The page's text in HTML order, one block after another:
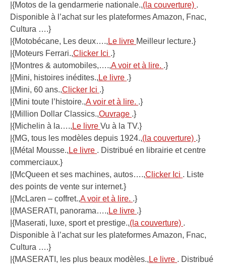
|{Motos de la gendarmerie nationale.,(la couverture) .
Disponible à l’achat sur les plateformes Amazon, Fnac,
Cultura ….}
|{Motobécane, Les deux…., Le livre Meilleur lecture.}
|{Moteurs Ferrari.,Clicker Ici .}
|{Montres & automobiles,….,A voir et à lire. .}
|{Mini, histoires inédites., Le livre .}
|{Mini, 60 ans.,Clicker Ici .}
|{Mini toute l’histoire.,A voir et à lire. .}
|{Million Dollar Classics.,Ouvrage .}
|{Michelin à la…., Le livre Vu à la TV.}
|{MG, tous les modèles depuis 1924.,(la couverture) .}
|{Métal Mousse., Le livre . Distribué en librairie et centre
commerciaux.}
|{McQueen et ses machines, autos….,Clicker Ici . Liste
des points de vente sur internet.}
|{McLaren – coffret.,A voir et à lire. .}
|{MASERATI, panorama…., Le livre .}
|{Maserati, luxe, sport et prestige.,(la couverture) .
Disponible à l’achat sur les plateformes Amazon, Fnac,
Cultura ….}
|{MASERATI, les plus beaux modèles., Le livre . Distribué